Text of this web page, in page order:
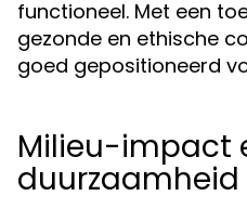
functioneel. Met een
gezonde en ethische
goed gepositioneerd
Milieu-impact
duurzaamheid